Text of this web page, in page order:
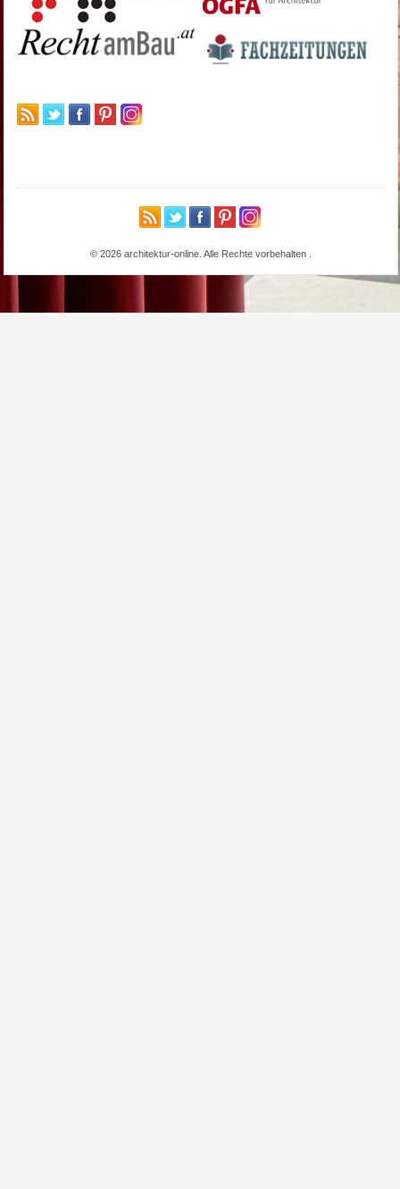
© 2026 architektur-online. Alle Rechte vorbehalten .